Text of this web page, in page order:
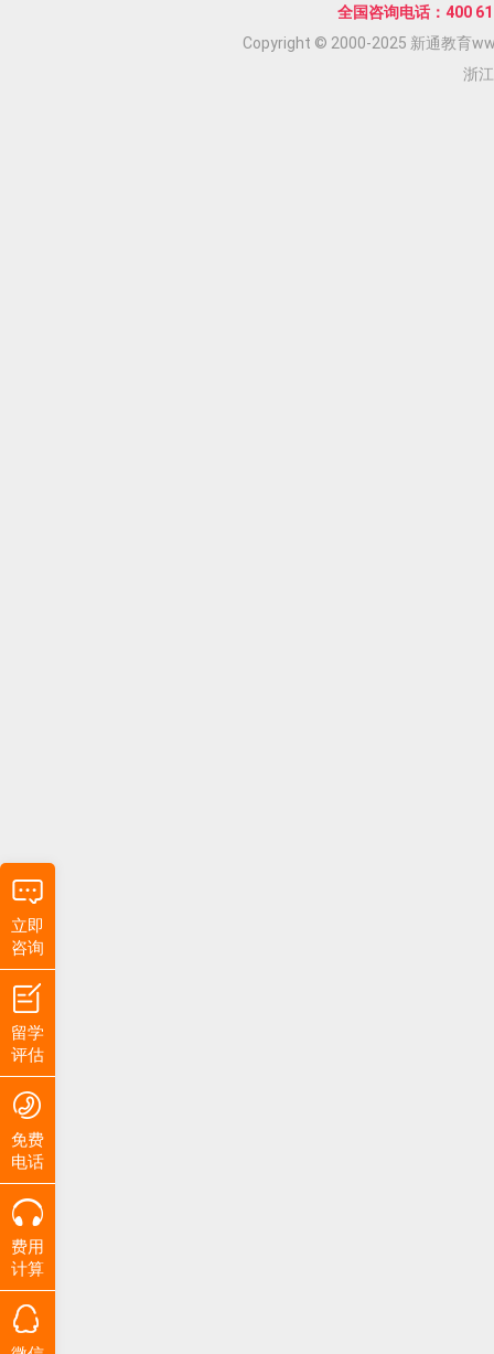
全国咨询电话：400
Copyright © 2000-2025 新通教育
浙
立即
咨询
留学
评估
免费
电话
费用
计算